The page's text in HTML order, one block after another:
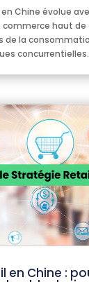
Chine évolue
haut de
de la
concurrentielles.
en Chine :